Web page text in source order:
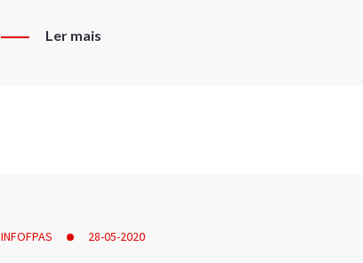
Ler mais
INFOFPAS 28-05-2020